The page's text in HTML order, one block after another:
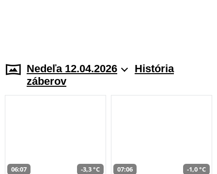
Nedeľa 12.04.2026
História
záberov
06:07 -3,3 °C 07:06 -1,0 °C